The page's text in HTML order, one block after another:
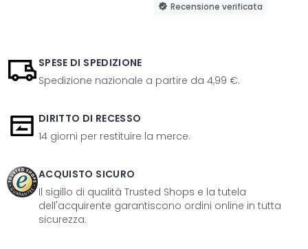
Recensione verificata
SPESE DI SPEDIZIONE
Spedizione nazionale a partire da 4,99 €.
DIRITTO DI RECESSO
14 giorni per restituire la merce.
ACQUISTO SICURO
Il sigillo di qualità Trusted Shops e la tutela
dell'acquirente garantiscono ordini online in tutta
sicurezza.